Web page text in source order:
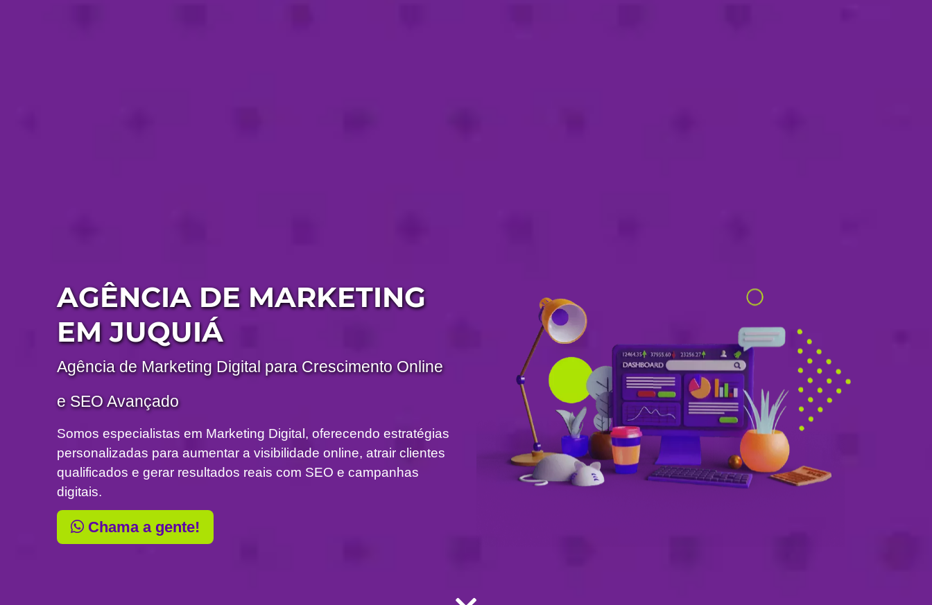
AGÊNCIA DE MARKETING
EM JUQUIÁ
Agência de Marketing Digital para Crescimento Online
e SEO Avançado
Somos especialistas em Marketing Digital, oferecendo estratégias
personalizadas para aumentar a visibilidade online, atrair clientes
qualificados e gerar resultados reais com SEO e campanhas
digitais.
Chama a gente!